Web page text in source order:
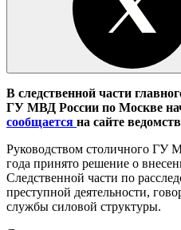
В следственной части
ГУ МВД России по Москве
сообщается на сайте
Руководством столичного ГУ
года принято решение о
Следственной части по
преступной деятельности,
службы силовой структуры.